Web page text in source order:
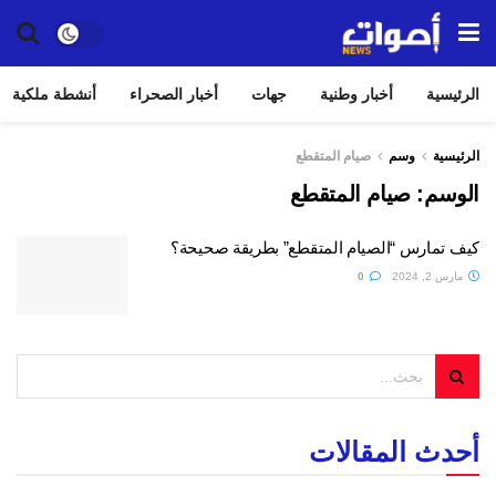
الرئيسية أخبار وطنية جهات أخبار الصحراء أنشطة ملكية
الرئيسية وسم صيام المتقطع
الوسم:صيام المتقطع
كيف تمارس “الصيام المتقطع” بطريقة صحيحة؟
مارس 2, 2024
أحدث المقالات